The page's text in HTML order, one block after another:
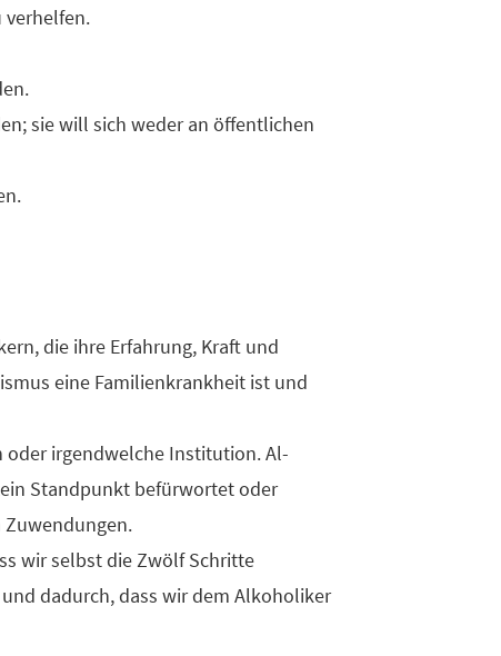
verhelfen.
sie will sich weder an öffentlichen
die ihre Erfahrung, Kraft und
eine Familienkrankheit ist und
oder irgendwelche Institution. Al-
Standpunkt befürwortet oder
wir selbst die Zwölf Schritte
dadurch, dass wir dem Alkoholiker